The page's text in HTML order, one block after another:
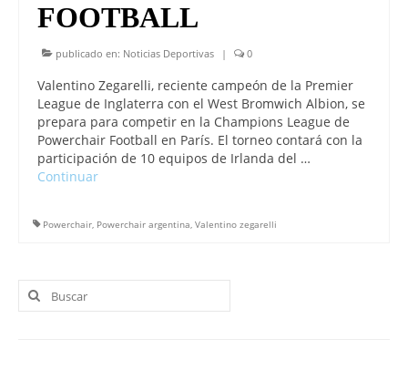
FOOTBALL
publicado en: Noticias Deportivas | 0
Valentino Zegarelli, reciente campeón de la Premier
League de Inglaterra con el West Bromwich Albion, se
prepara para competir en la Champions League de
Powerchair Football en París. El torneo contará con la
participación de 10 equipos de Irlanda del …
Continuar
Powerchair, Powerchair argentina, Valentino zegarelli
Buscar
por: